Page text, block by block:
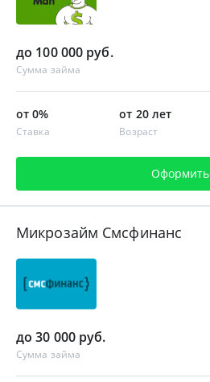
до 100 000 руб.
Сумма займа
от 0%
Ставка
от 20 лет
Возраст
Оформить
Микрозайм Смсфинанс
до 30 000 руб.
Сумма займа